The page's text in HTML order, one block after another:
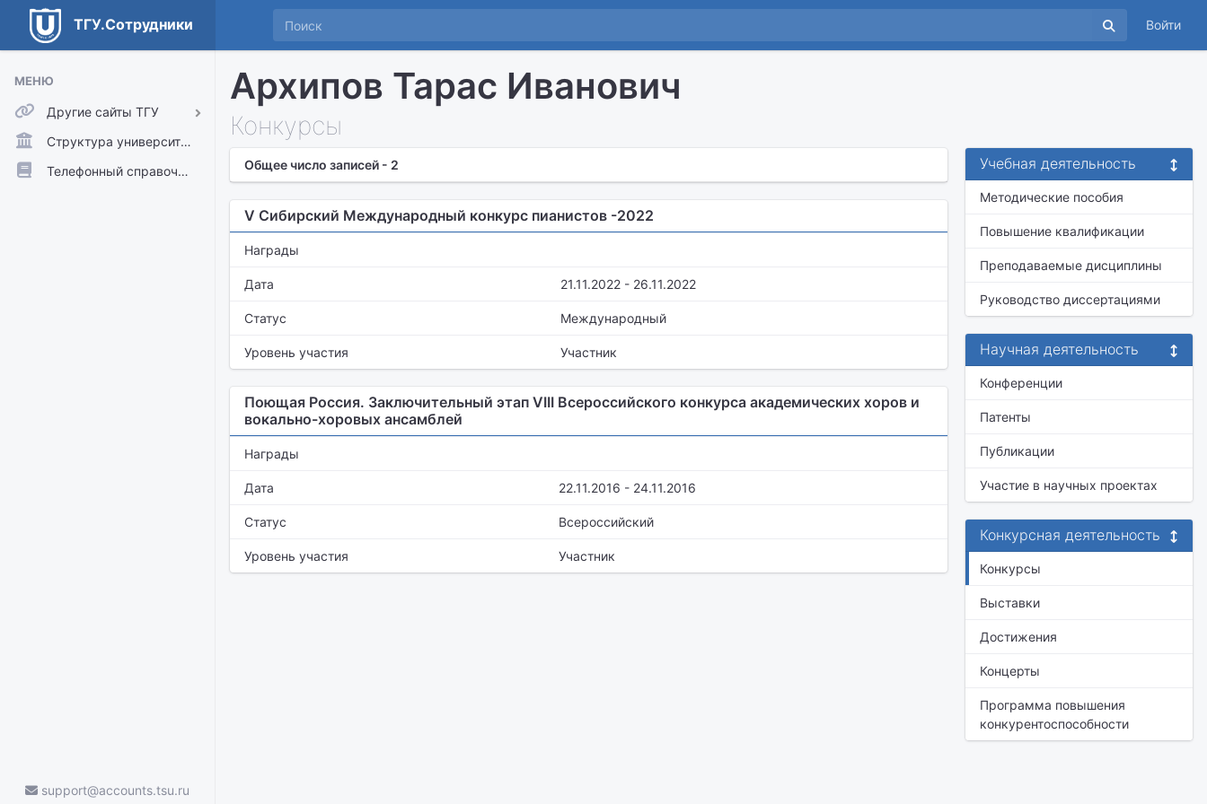
ТГУ.Сотрудники Войти
МЕНЮ
Другие сайты ТГУ
ТГУ.Аккаунты
ТГУ.Расписание
Структура университета
Телефонный справочник
support@accounts.tsu.ru
Архипов Тарас Иванович
Конкурсы
Общее число записей - 2
V Сибирский Международный конкурс пианистов -2022
Награды
Дата 21.11.2022 - 26.11.2022
Статус Международный
Уровень участия Участник
Поющая Россия. Заключительный этап VIII Всероссийского конкурса академических хоров и
вокально-хоровых ансамблей
Награды
Дата 22.11.2016 - 24.11.2016
Статус Всероссийский
Уровень участия Участник
Учебная деятельность
Методические пособия
Повышение квалификации
Преподаваемые дисциплины
Руководство диссертациями
Научная деятельность
Конференции
Патенты
Публикации
Участие в научных проектах
Конкурсная деятельность
Конкурсы
Выставки
Достижения
Концерты
Программа повышения
конкурентоспособности